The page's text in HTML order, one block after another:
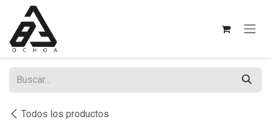
Ir al contenido
Todos los productos